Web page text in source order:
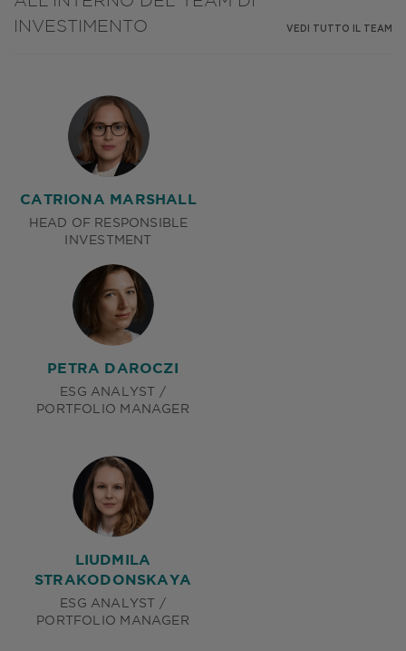
INVESTIMENTO
VEDI TUTTO IL TEAM
CATRIONA MARSHALL
HEAD OF RESPONSIBLE
INVESTMENT
PETRA DAROCZI
ESG ANALYST /
PORTFOLIO MANAGER
LIUDMILA
STRAKODONSKAYA
ESG ANALYST /
PORTFOLIO MANAGER